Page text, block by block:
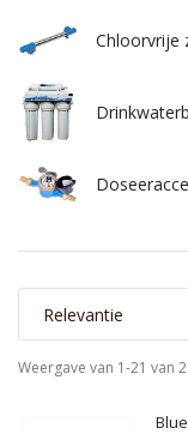
Chloorvrije
Relevantie
Weergave van 1-21 van